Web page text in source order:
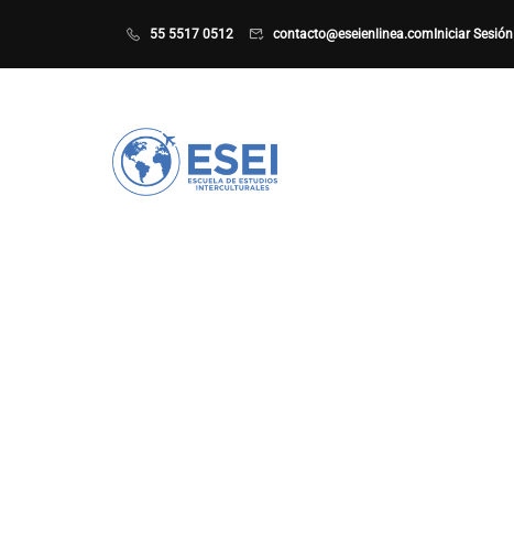
55 5517 0512 contacto@eseienlinea.com Iniciar Sesión